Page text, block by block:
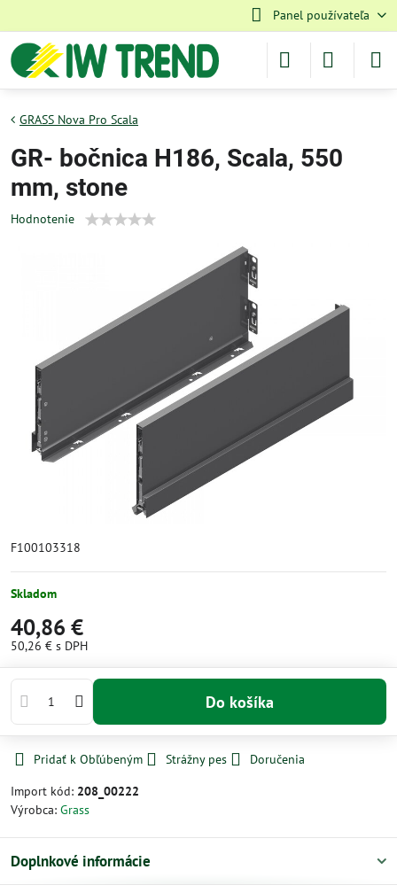
Panel používateľa
GRASS Nova Pro Scala
GR- bočnica H186, Scala, 550
mm, stone
Hodnotenie
F100103318
Skladom
40,86 €
50,26 € s DPH
Do košíka
Pridať k Obľúbeným Strážny pes
Doručenia
Import kód: 208_00222
Výrobca: Grass
Doplnkové informácie